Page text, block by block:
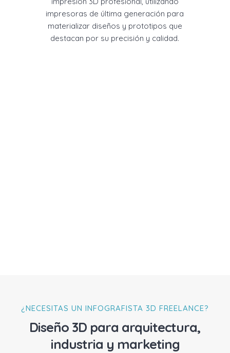
impresoras de última generación para
materializar diseños y prototipos que
destacan por su precisión y calidad.
¿NECESITAS UN INFOGRAFISTA 3D FREELANCE?
Diseño 3D para arquitectura,
industria y marketing